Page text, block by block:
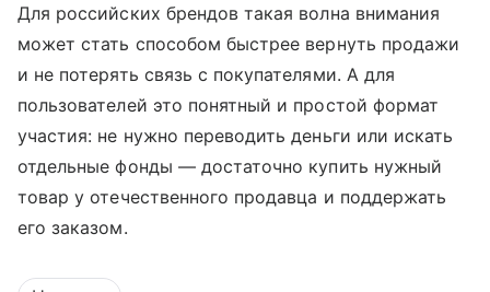
Для российских брендов такая волна внимания
может стать способом быстрее вернуть продажи
и не потерять связь с покупателями. А для
пользователей это понятный и простой формат
участия: не нужно переводить деньги или искать
отдельные фонды — достаточно купить нужный
товар у отечественного продавца и поддержать
его заказом.